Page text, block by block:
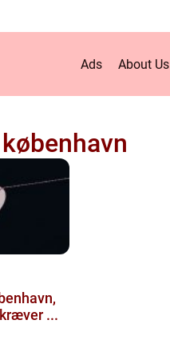
Ads About Us
...